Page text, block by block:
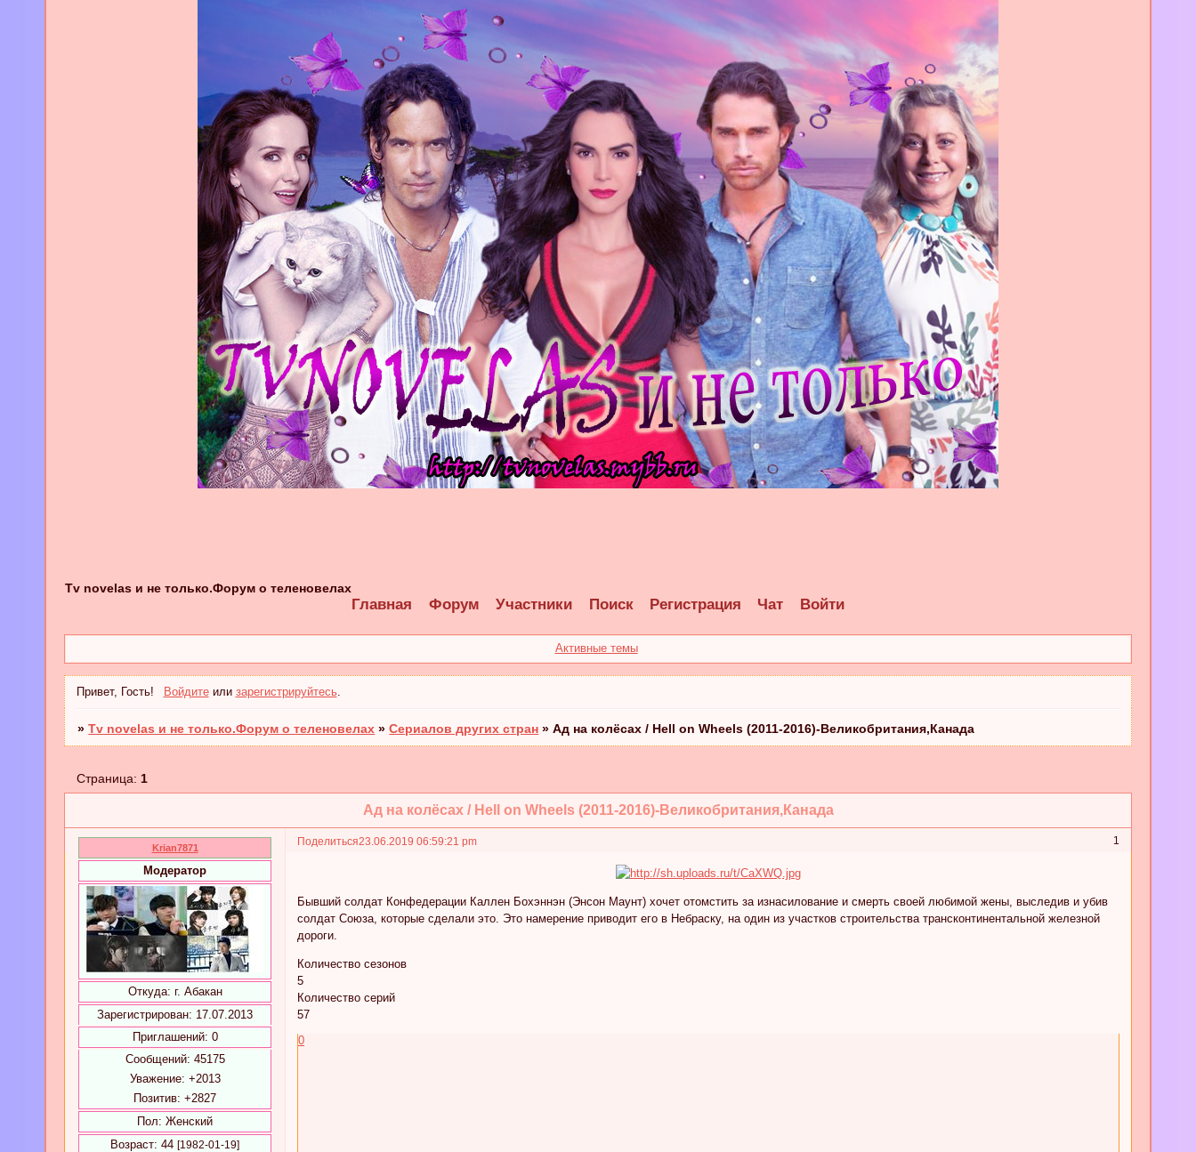
Tv novelas и не только.Форум о теленовелах
Главная Форум Участники Поиск Регистрация Чат Войти
Активные темы
Привет, Гость! Войдитеили зарегистрируйтесь.
»Tv novelas и не только.Форум о теленовелах »Сериалов других стран »Ад на колёсах / Hell on Wheels (2011-2016)-Великобритания,Канада
Ад на колёсах / Hell on Wheels (2011-2016)-Великобритания,Канада
Страница:1
Поделиться 1
23.06.2019 06:59:21 pm
Krian7871
Модератор
Откуда: г. Абакан
Зарегистрирован: 17.07.2013
Приглашений: 0
Сообщений: 45175
Уважение: +2013
Позитив: +2827
Пол: Женский
Возраст: 44 [1982-01-19]
Бывший солдат Конфедерации Каллен Бохэннэн (Энсон Маунт) хочет отомстить за изнасилование и смерть своей любимой жены, выследив и убив
солдат Союза, которые сделали это. Это намерение приводит его в Небраску, на один из участков строительства трансконтинентальной железной
дороги.
Количество сезонов
5
Количество серий
57
0